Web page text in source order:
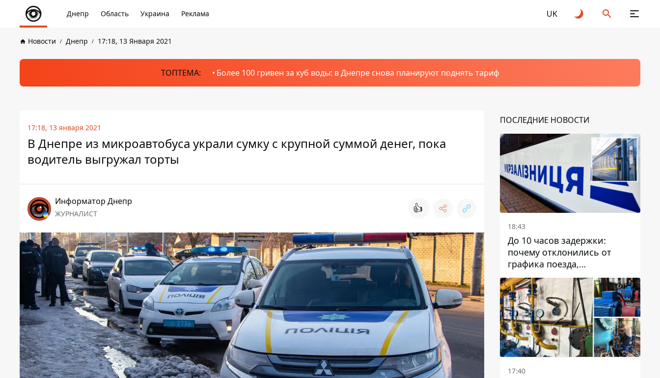
Днепр Область Украина Реклама UK
Новости Днепр 17:18, 13 Января 2021
ТОПТЕМА: Более 100 гривен за куб воды: в Днепре снова планируют поднять тариф
17:18, 13 января 2021
В Днепре из микроавтобуса украли сумку с крупной суммой денег, пока
водитель выгружал торты
Информатор Днепр
ЖУРНАЛИСТ 👍
ПОСЛЕДНИЕ НОВОСТИ
18:43
До 10 часов задержки:
почему отклонились от
графика поезда,
курсирующие через Днепр
и область
17:40